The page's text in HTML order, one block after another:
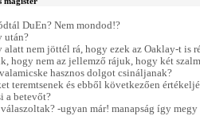
DuEn? Nem mondod!?
után?
alatt nem jöttél rá, hogy ezek az Oaklay-t is
hogy nem az jellemző rájuk, hogy két
hasznos dolgot csináljanak?
teremtsenek és ebből következően
a betevőt?
-ugyan már! manapság így